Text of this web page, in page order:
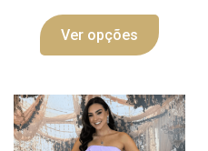
Ver opções